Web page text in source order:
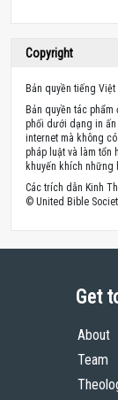
Copyright
Bản quyền tiếng
Bản quyền tác
phối dưới dạng in ấn
internet mà không
pháp luật và làm tổn
khuyến khích những
Các trích dẫn Kinh
© United Bible
Get
About
Team